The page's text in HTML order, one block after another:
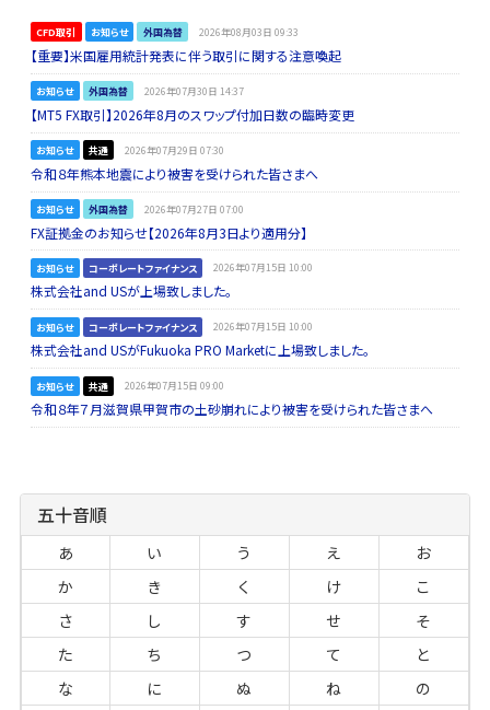
CFD取引 お知らせ 外国為替 2026年08月03日 09:33
【重要】米国雇用統計発表に伴う取引に関する注意喚起
お知らせ 外国為替 2026年07月30日 14:37
【MT5 FX取引】2026年8月のスワップ付加日数の臨時変更
お知らせ 共通 2026年07月29日 07:30
令和８年熊本地震により被害を受けられた皆さまへ
お知らせ 外国為替 2026年07月27日 07:00
FX証拠金のお知らせ【2026年8月3日より適用分】
お知らせ コーポレートファイナンス 2026年07月15日 10:00
株式会社and USが上場致しました。
お知らせ コーポレートファイナンス 2026年07月15日 10:00
株式会社and USがFukuoka PRO Marketに上場致しました。
お知らせ 共通 2026年07月15日 09:00
令和８年７月滋賀県甲賀市の土砂崩れにより被害を受けられた皆さまへ
五十音順
あ い う え
お
か
き く け
こ
さ
し す せ
そ
た
ち つ て
と
な
に ぬ ね
の